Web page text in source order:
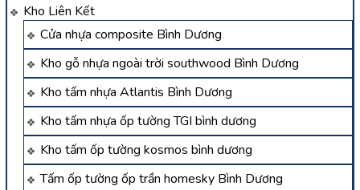
Kho Liên Kết
Cửa nhựa composite Bình Dương
Kho gỗ nhựa ngoài trời southwood Bình Dương
Kho tấm nhựa Atlantis Bình Dương
Kho tấm nhựa ốp tường TGI bình dương
Kho tấm ốp tường kosmos bình dương
Tấm ốp tường ốp trần homesky Bình Dương